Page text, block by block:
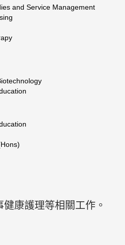
and Service Management
康護理等相關工作。